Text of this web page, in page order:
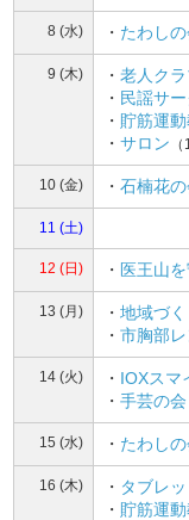
8 (水) ・ たわしの
9 (木) ・老人ク
・ 民謡サ
・ 貯筋運
・サロン
10 (金) ・石楠花の
11 (土)
12 (日) ・ 医王山
13 (月) ・地域づ
・市胸部
14 (火) ・ IOXスマ
・手芸の会
15 (水) ・ たわしの
16 (木) ・ タブレ
・ 貯筋運